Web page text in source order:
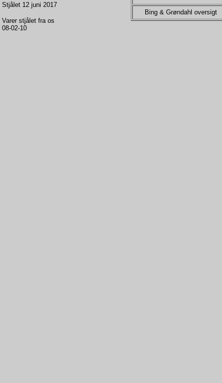
Stjålet 12 juni 2017
Varer stjålet fra os
08-02-10
Bing & Grøndahl oversigt